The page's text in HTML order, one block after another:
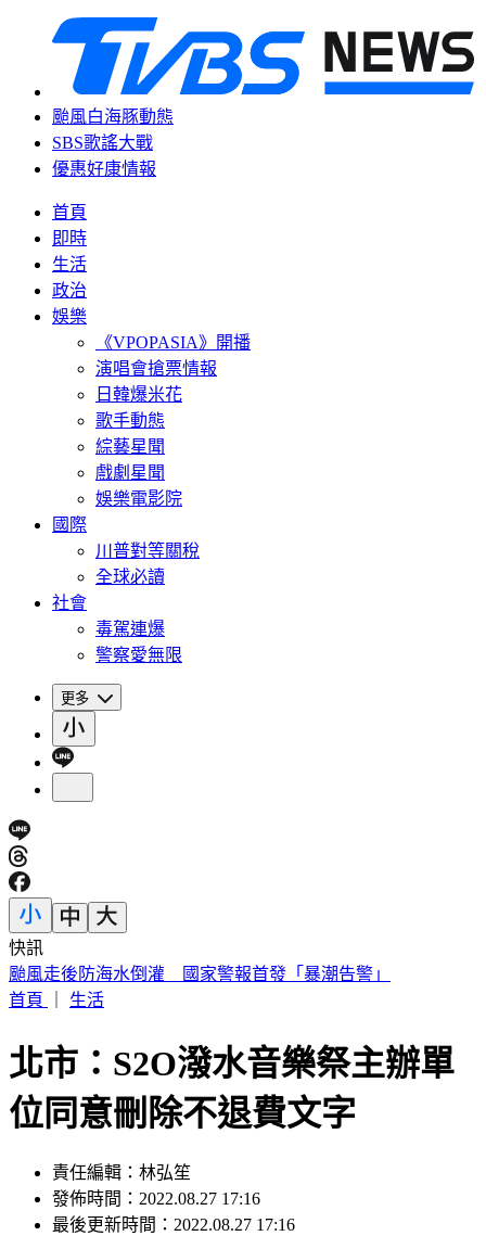
颱風白海豚動態
SBS歌謠大戰
優惠好康情報
首頁
即時
生活
政治
娛樂
《VPOPASIA》開播
演唱會搶票情報
日韓爆米花
歌手動態
綜藝星聞
戲劇星聞
娛樂電影院
國際
川普對等關稅
全球必讀
社會
毒駕連爆
警察愛無限
更多
快訊
SBS歌謠大戰／壓軸Stray Kids太炸 全場齊喊Chk Chk Boom
首頁
生活
北市：S2O潑水音樂祭主辦單
位同意刪除不退費文字
責任編輯：林弘笙
發佈時間：2022.08.27 17:16
最後更新時間：2022.08.27 17:16